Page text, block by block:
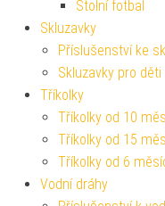
Stolní fotbal
Skluzavky
Příslušenství ke
Skluzavky pro děti
Tříkolky
Tříkolky od 10
Tříkolky od 15
Tříkolky od 6
Vodní dráhy